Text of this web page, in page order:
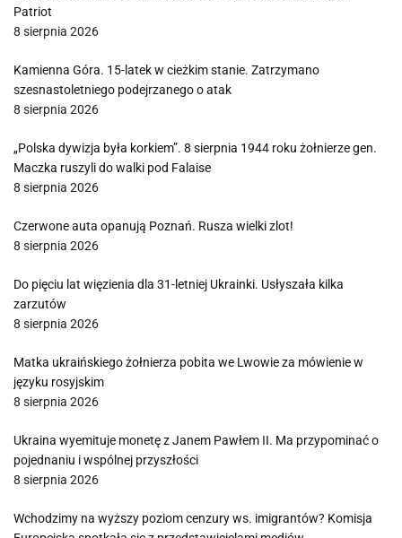
Patriot
8 sierpnia 2026
Kamienna Góra. 15-latek w cieżkim stanie. Zatrzymano
szesnastoletniego podejrzanego o atak
8 sierpnia 2026
„Polska dywizja była korkiem”. 8 sierpnia 1944 roku żołnierze gen.
Maczka ruszyli do walki pod Falaise
8 sierpnia 2026
Czerwone auta opanują Poznań. Rusza wielki zlot!
8 sierpnia 2026
Do pięciu lat więzienia dla 31-letniej Ukrainki. Usłyszała kilka
zarzutów
8 sierpnia 2026
Matka ukraińskiego żołnierza pobita we Lwowie za mówienie w
języku rosyjskim
8 sierpnia 2026
Ukraina wyemituje monetę z Janem Pawłem II. Ma przypominać o
pojednaniu i wspólnej przyszłości
8 sierpnia 2026
Wchodzimy na wyższy poziom cenzury ws. imigrantów? Komisja